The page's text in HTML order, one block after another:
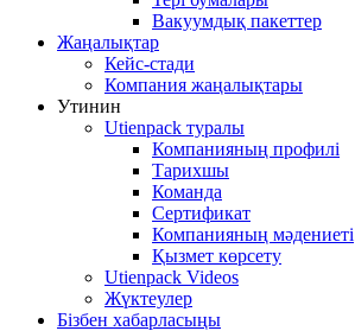
Вакуумдық пакеттер
Жаңалықтар
Кейс-стади
Компания жаңалықтары
Утинин
Utienpack туралы
Компанияның профилі
Тарихшы
Команда
Сертификат
Компанияның мәдениеті
Қызмет көрсету
Utienpack Videos
Жүктеулер
Бізбен хабарласыңы